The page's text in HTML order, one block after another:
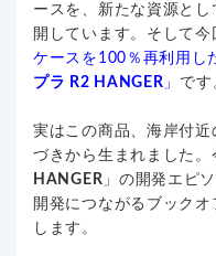
ースを、新たな資源と
開しています。そして今
ケースを100％再利用し
プラ R2 HANGER 」 です
実はこの商品、海岸付
づきから生まれました。
HANGER 」の開発エピ
開発につながるブック
します。